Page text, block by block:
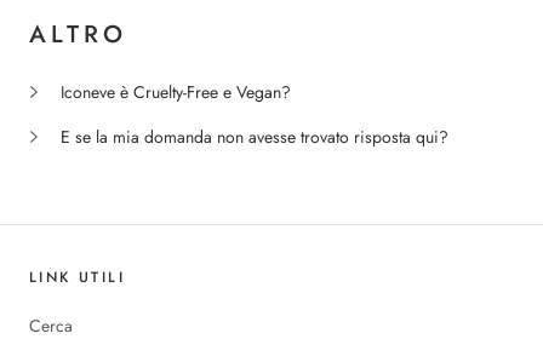
ALTRO
Iconeve è Cruelty-Free e Vegan?
E se la mia domanda non avesse trovato risposta qui?
LINK UTILI
Cerca